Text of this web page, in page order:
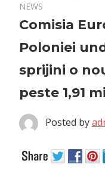
NEWS
Comisia
Poloniei
sprijini o
peste 1,91
Posted by